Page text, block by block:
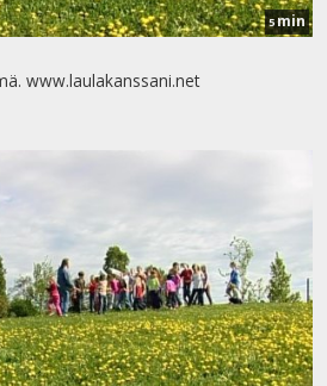
5min
www.laulakanssani.net